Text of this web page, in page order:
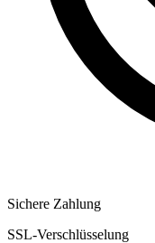
Sichere Zahlung
SSL-Verschlüsselung